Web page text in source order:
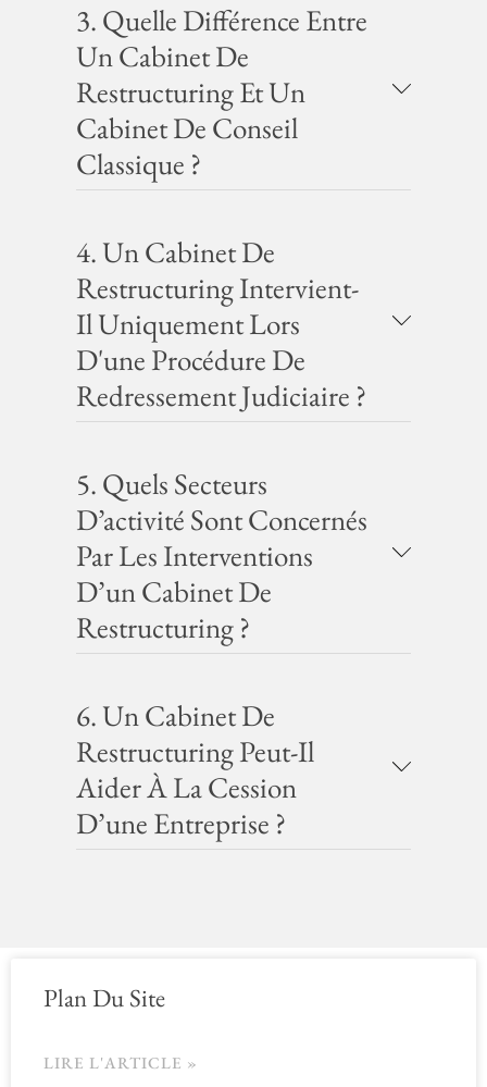
3. Quelle Différence Entre
Un Cabinet De
Restructuring Et Un
Cabinet De Conseil
Classique ?
4. Un Cabinet De
Restructuring Intervient-
Il Uniquement Lors
D'une Procédure De
Redressement Judiciaire ?
5. Quels Secteurs
D’activité Sont Concernés
Par Les Interventions
D’un Cabinet De
Restructuring ?
6. Un Cabinet De
Restructuring Peut-Il
Aider À La Cession
D’une Entreprise ?
Plan Du Site
LIRE L'ARTICLE »